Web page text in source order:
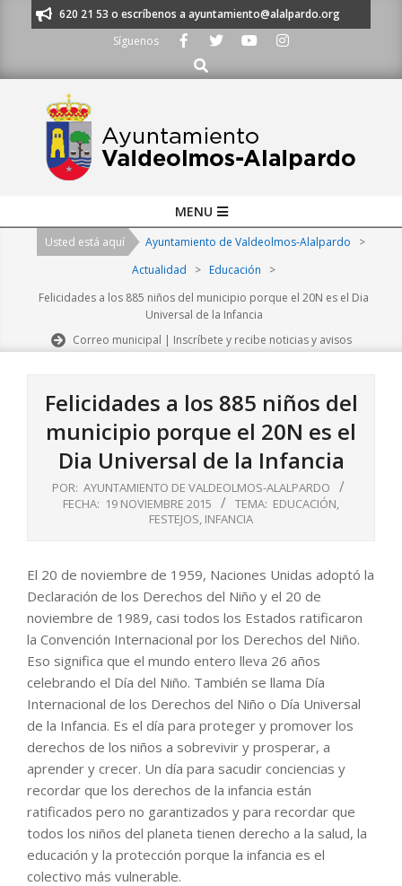
al 91 620 21 53 o escríbenos a ayuntamiento@alalpardo.org
Síguenos
Buscar
Navigation
MENU
Usted está aquí Ayuntamiento de Valdeolmos-Alalpardo
>
Actualidad
> Educación
>
Felicidades a los 885 niños del municipio porque el 20N es el Dia
Universal de la Infancia
Correo municipal | Inscríbete y recibe noticias y avisos
Felicidades a los 885 niños del
municipio porque el 20N es el
Dia Universal de la Infancia
POR: AYUNTAMIENTO DE VALDEOLMOS-ALALPARDO
FECHA: 19 NOVIEMBRE 2015 TEMA: EDUCACIÓN,
FESTEJOS, INFANCIA
El 20 de noviembre de 1959, Naciones Unidas adoptó la
Declaración de los Derechos del Niño y el 20 de
noviembre de 1989, casi todos los Estados ratificaron
la Convención Internacional por los Derechos del Niño.
Eso significa que el mundo entero lleva 26 años
celebrando el Día del Niño. También se llama Día
Internacional de los Derechos del Niño o Día Universal
de la Infancia. Es el día para proteger y promover los
derechos de los niños a sobrevivir y prosperar, a
aprender y crecer. Un día para sacudir conciencias y
recordar que los derechos de la infancia están
ratificados pero no garantizados y para recordar que
todos los niños del planeta tienen derecho a la salud, la
educación y la protección porque la infancia es el
colectivo más vulnerable.